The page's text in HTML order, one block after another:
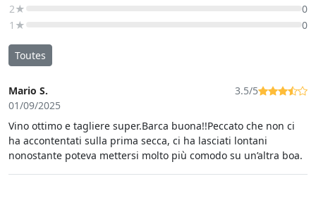
2★
0
1★
0
Toutes
Mario S.
01/09/2025
3.5/5
Vino ottimo e tagliere super.Barca buona!!Peccato che non ci
ha accontentati sulla prima secca, ci ha lasciati lontani
nonostante poteva mettersi molto più comodo su un’altra boa.